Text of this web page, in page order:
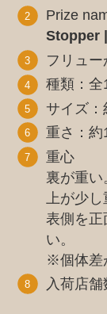
Prize
Stopper
フリュ
種類：全
サイズ：
重さ：約
重心
裏が重い
上が少
表側を正
い。
※個体差
入荷店舗